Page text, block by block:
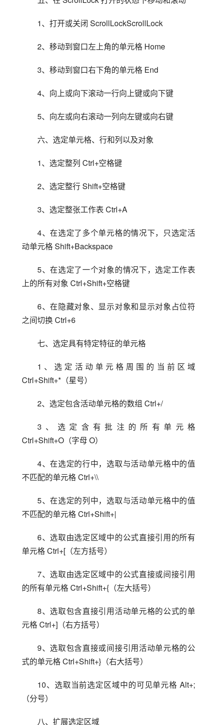
1、打开或关闭 ScrollLockScrollLock
2、移动到窗口左上角的单元格 Home
3、移动到窗口右下角的单元格 End
4、向上或向下滚动一行向上键或向下键
5、向左或向右滚动一列向左键或向右键
六、选定单元格、行和列以及对象
1、选定整列 Ctrl+空格键
2、选定整行 Shift+空格键
3、选定整张工作表 Ctrl+A
4、在选定了多个单元格的情况下，只选定活
动单元格 Shift+Backspace
5、在选定了一个对象的情况下，选定工作表
上的所有对象 Ctrl+Shift+空格键
6、在隐藏对象、显示对象和显示对象占位符
之间切换 Ctrl+6
七、选定具有特定特征的单元格
1、选定活动单元格周围的当前区域
Ctrl+Shift+*（星号）
2、选定包含活动单元格的数组 Ctrl+/
3、选定含有批注的所有单元格
Ctrl+Shift+O（字母 O）
4、在选定的行中，选取与活动单元格中的值
不匹配的单元格 Ctrl+\\
5、在选定的列中，选取与活动单元格中的值
不匹配的单元格 Ctrl+Shift+|
6、选取由选定区域中的公式直接引用的所有
单元格 Ctrl+[（左方括号）
7、选取由选定区域中的公式直接或间接引用
的所有单元格 Ctrl+Shift+{（左大括号）
8、选取包含直接引用活动单元格的公式的单
元格 Ctrl+]（右方括号）
9、选取包含直接或间接引用活动单元格的公
式的单元格 Ctrl+Shift+}（右大括号）
10、选取当前选定区域中的可见单元格 Alt+;
（分号）
八、扩展选定区域